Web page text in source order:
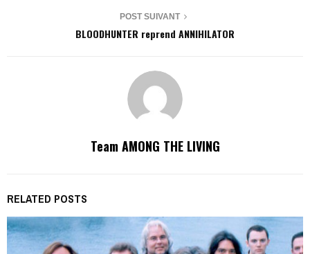
POST SUIVANT
BLOODHUNTER reprend ANNIHILATOR
Team AMONG THE LIVING
RELATED POSTS